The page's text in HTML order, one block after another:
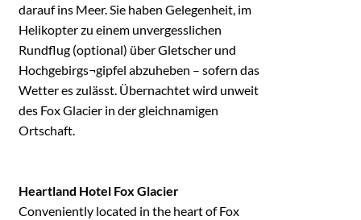
darauf ins Meer. Sie haben Gelegenheit, im
Helikopter zu einem unvergesslichen
Rundflug (optional) über Gletscher und
Hochgebirgs¬gipfel abzuheben – sofern das
Wetter es zulässt. Übernachtet wird unweit
des Fox Glacier in der gleichnamigen
Ortschaft.
Heartland Hotel Fox Glacier
Conveniently located in the heart of Fox